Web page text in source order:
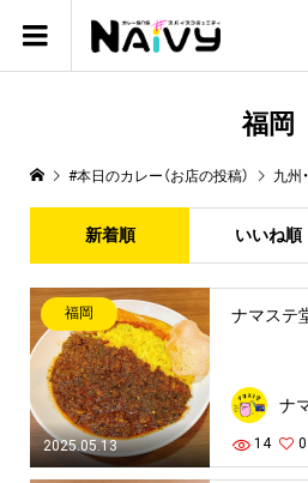
福岡
#本日のカレー（お店の投稿） 九州
新着順 いいね順
2025.05.13
福岡 ナマステ
14 0